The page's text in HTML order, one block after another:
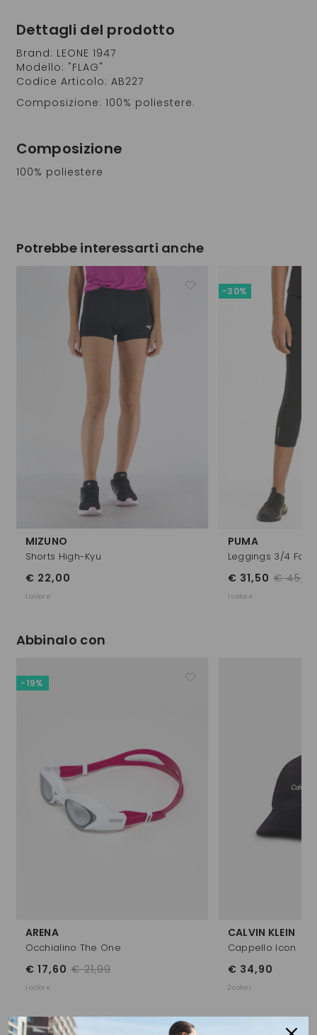
Dettagli del prodotto
Brand: LEONE 1947
Modello: "FLAG"
Codice Articolo: AB227
Composizione: 100% poliestere.
Composizione
100% poliestere
Potrebbe interessarti anche
MIZUNO
Shorts High-Kyu
€ 22,00
1 colore
PUMA
Leggings 3/4
€ 45,00
€ 31,50
-30%
1 colore
Abbinalo con
ARENA
Occhialino The One
€ 21,99
€ 17,60
-19%
1 colore
CALVIN KLEIN
Cappello Icon
€ 34,90
2 colori